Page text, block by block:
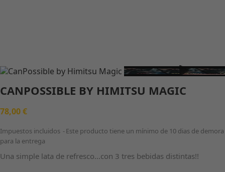
CANPOSSIBLE BY HIMITSU MAGIC
78,00 €
Impuestos incluidos
Este producto tiene un mínimo de 10 dias de demora
para la entrega
Una simple lata de refresco...con 3 tres bebidas distintas!!